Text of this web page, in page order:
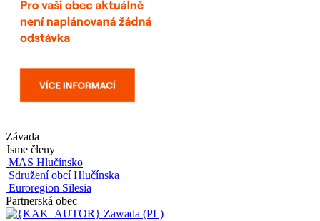
Závada
Jsme členy
MAS Hlučínsko
Sdružení obcí Hlučínska
Euroregion Silesia
Partnerská obec
Zawada (PL)